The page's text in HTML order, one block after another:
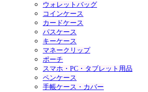
ウォレットバッグ
コインケース
カードケース
パスケース
キーケース
マネークリップ
ポーチ
スマホ・PC・タブレット用品
ペンケース
手帳ケース・カバー